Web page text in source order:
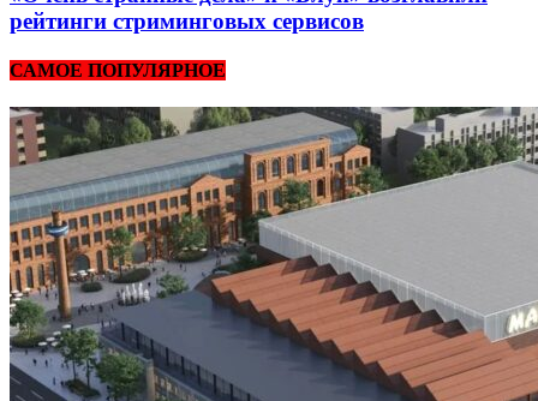
рейтинги стриминговых сервисов
САМОЕ ПОПУЛЯРНОЕ